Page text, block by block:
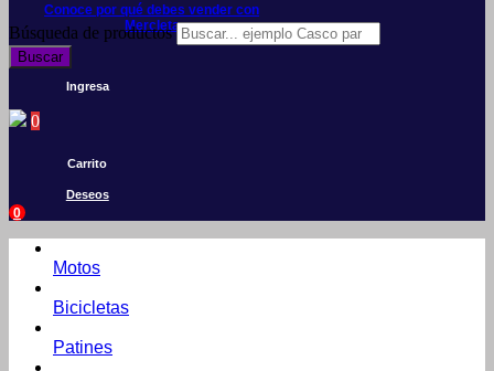
Conoce por qué debes vender con
Mercleta
Búsqueda de productos
Buscar
Ingresa
0
Carrito
Deseos
0
Motos
Bicicletas
Patines